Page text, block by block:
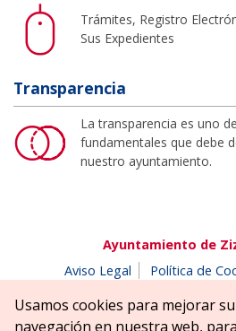
Trámites, Registro
Sus Expedientes
Transparencia
La transparencia es uno
fundamentales que debe
nuestro ayuntamiento.
Ayuntamiento de
Aviso Legal
Política de
Parque Erreniega parkea, s/n |
Usamos cookies para mejorar
navegación en nuestra web,